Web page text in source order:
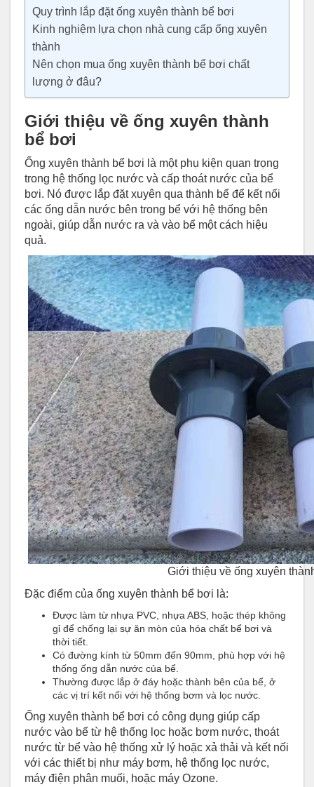
Quy trình lắp đặt ống xuyên thành bể bơi
Kinh nghiệm lựa chọn nhà cung cấp ống xuyên
thành
Nên chọn mua ống xuyên thành bể bơi chất
lượng ở đâu?
Giới thiệu về ống xuyên thành
bể bơi
Ống xuyên thành bể bơi là một phụ kiện quan trọng
trong hệ thống lọc nước và cấp thoát nước của bể
bơi. Nó được lắp đặt xuyên qua thành bể để kết nối
các ống dẫn nước bên trong bể với hệ thống bên
ngoài, giúp dẫn nước ra và vào bể một cách hiệu
quả.
Giới thiệu về ống xuyên
Đặc điểm của ống xuyên thành bể bơi là:
Được làm từ nhựa PVC, nhựa ABS, hoặc thép không
gỉ để chống lại sự ăn mòn của hóa chất bể bơi và
thời tiết.
Có đường kính từ 50mm đến 90mm, phù hợp với hệ
thống ống dẫn nước của bể.
Thường được lắp ở đáy hoặc thành bên của bể, ở
các vị trí kết nối với hệ thống bơm và lọc nước.
Ống xuyên thành bể bơi có công dụng giúp cấp
nước vào bể từ hệ thống lọc hoặc bơm nước, thoát
nước từ bể vào hệ thống xử lý hoặc xả thải và kết nối
với các thiết bị như máy bơm, hệ thống lọc nước,
máy điện phân muối, hoặc máy Ozone.